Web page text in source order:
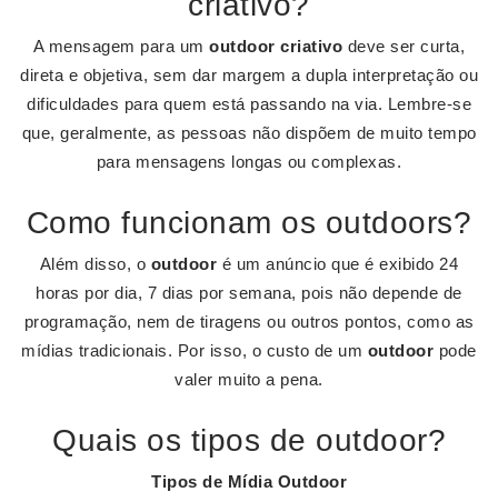
A mensagem para umoutdoor criativo deve ser curta,
direta e objetiva, sem dar margem a dupla interpretação ou
dificuldades para quem está passando na via. Lembre-se
que, geralmente, as pessoas não dispõem de muito tempo
para mensagens longas ou complexas.
Como funcionam os outdoors?
Além disso, o outdoor é um anúncio que é exibido 24
horas por dia, 7 dias por semana, pois não depende de
programação, nem de tiragens ou outros pontos, como as
mídias tradicionais. Por isso, o custo de um outdoor pode
valer muito a pena.
Quais os tipos de outdoor?
Tipos de Mídia Outdoor